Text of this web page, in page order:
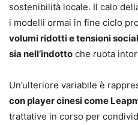
sostenibilità locale. Il calo
i modelli ormai in fine ciclo
volumi ridotti e tensioni
sia nell’indotto che ruota
Un’ulteriore variabile è
con player cinesi come
trattative in corso per